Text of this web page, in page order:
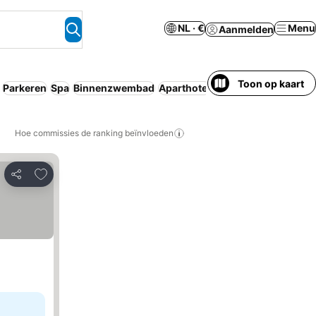
NL · € Aanmelden Menu
Parkeren Spa Binnenzwembad Aparthotel Sauna Huisdieren
Toon op kaart
Hoe commissies de ranking beïnvloeden
Delen
Toevoegen aan favorieten